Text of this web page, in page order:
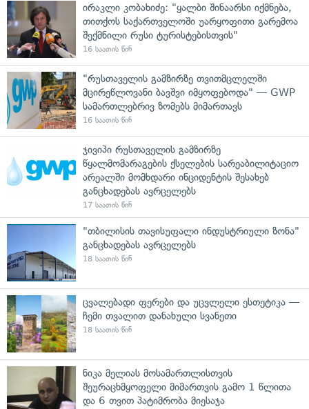
ირაკლი კობახიძე: "ყალბი შინაარსი იქმნება,
თითქოს საქართველოში უარყოფითი გარემოა
შექმნილი რუსი ტურისტებისთვის"
16 საათის წინ
"რუსთაველის გამზირზე თვითმცლელში
მცირეწლოვანი ბავშვი იმყოფებოდა" — GWP
სამართლებრივ ზომებს მიმართავს
16 საათის წინ
ჯივიპი რუსთაველის გამზირზე
წყალმომარაგების ქსელების სარეაბილიტაციო
არეალში მომხდარი ინციდენტის შესახებ
განცხადებას ავრცელებს
17 საათის წინ
"თბილისის თავისუფალი ინდუსტრიული ზონა"
განცხადებას ავრცელებს
18 საათის წინ
ცვალებადი ფერები და უცვლელი ესთეტიკა —
ჩემი თვალით დანახული სვანეთი
18 საათის წინ
ნიკა მელიას მოსამართლისთვის
შეურაცხმყოფელი მიმართვის გამო 1 წლითა
და 6 თვით პატიმრობა მიესაჯა